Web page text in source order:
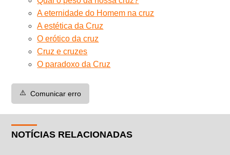
A eternidade do Homem na cruz
A estética da Cruz
O erótico da cruz
Cruz e cruzes
O paradoxo da Cruz
⚠️ Comunicar erro
NOTÍCIAS RELACIONADAS